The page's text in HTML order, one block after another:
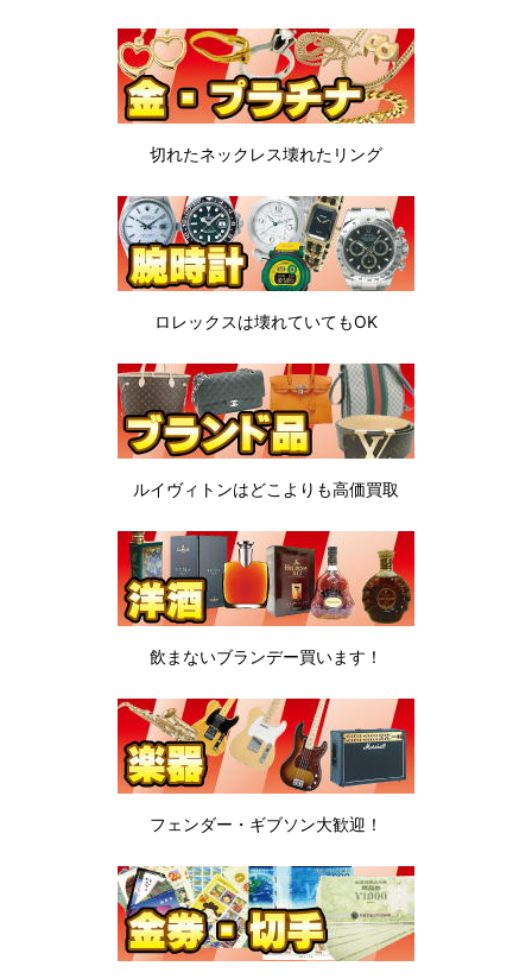
切れたネックレス壊れたリング
ロレックスは壊れていてもOK
ルイヴィトンはどこよりも高価買取
飲まないブランデー買います！
フェンダー・ギブソン大歓迎！